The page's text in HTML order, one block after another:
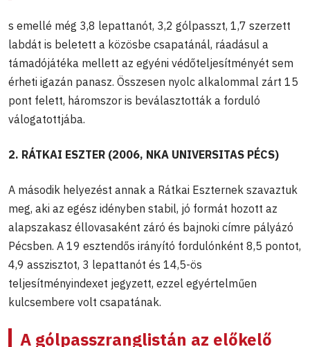
s emellé még 3,8 lepattanót, 3,2 gólpasszt, 1,7 szerzett
labdát is beletett a közösbe csapatánál, ráadásul a
támadójátéka mellett az egyéni védőteljesítményét sem
érheti igazán panasz. Összesen nyolc alkalommal zárt 15
pont felett, háromszor is beválasztották a forduló
válogatottjába.
2. RÁTKAI ESZTER (2006, NKA UNIVERSITAS PÉCS)
A második helyezést annak a Rátkai Eszternek szavaztuk
meg, aki az egész idényben stabil, jó formát hozott az
alapszakasz éllovasaként záró és bajnoki címre pályázó
Pécsben. A 19 esztendős irányító fordulónként 8,5 pontot,
4,9 asszisztot, 3 lepattanót és 14,5-ös
teljesítményindexet jegyzett, ezzel egyértelműen
kulcsembere volt csapatának.
A gólpasszranglistán az előkelő